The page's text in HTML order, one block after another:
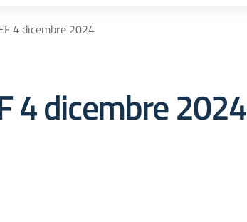
4 dicembre 2024
4 dicembre 2024